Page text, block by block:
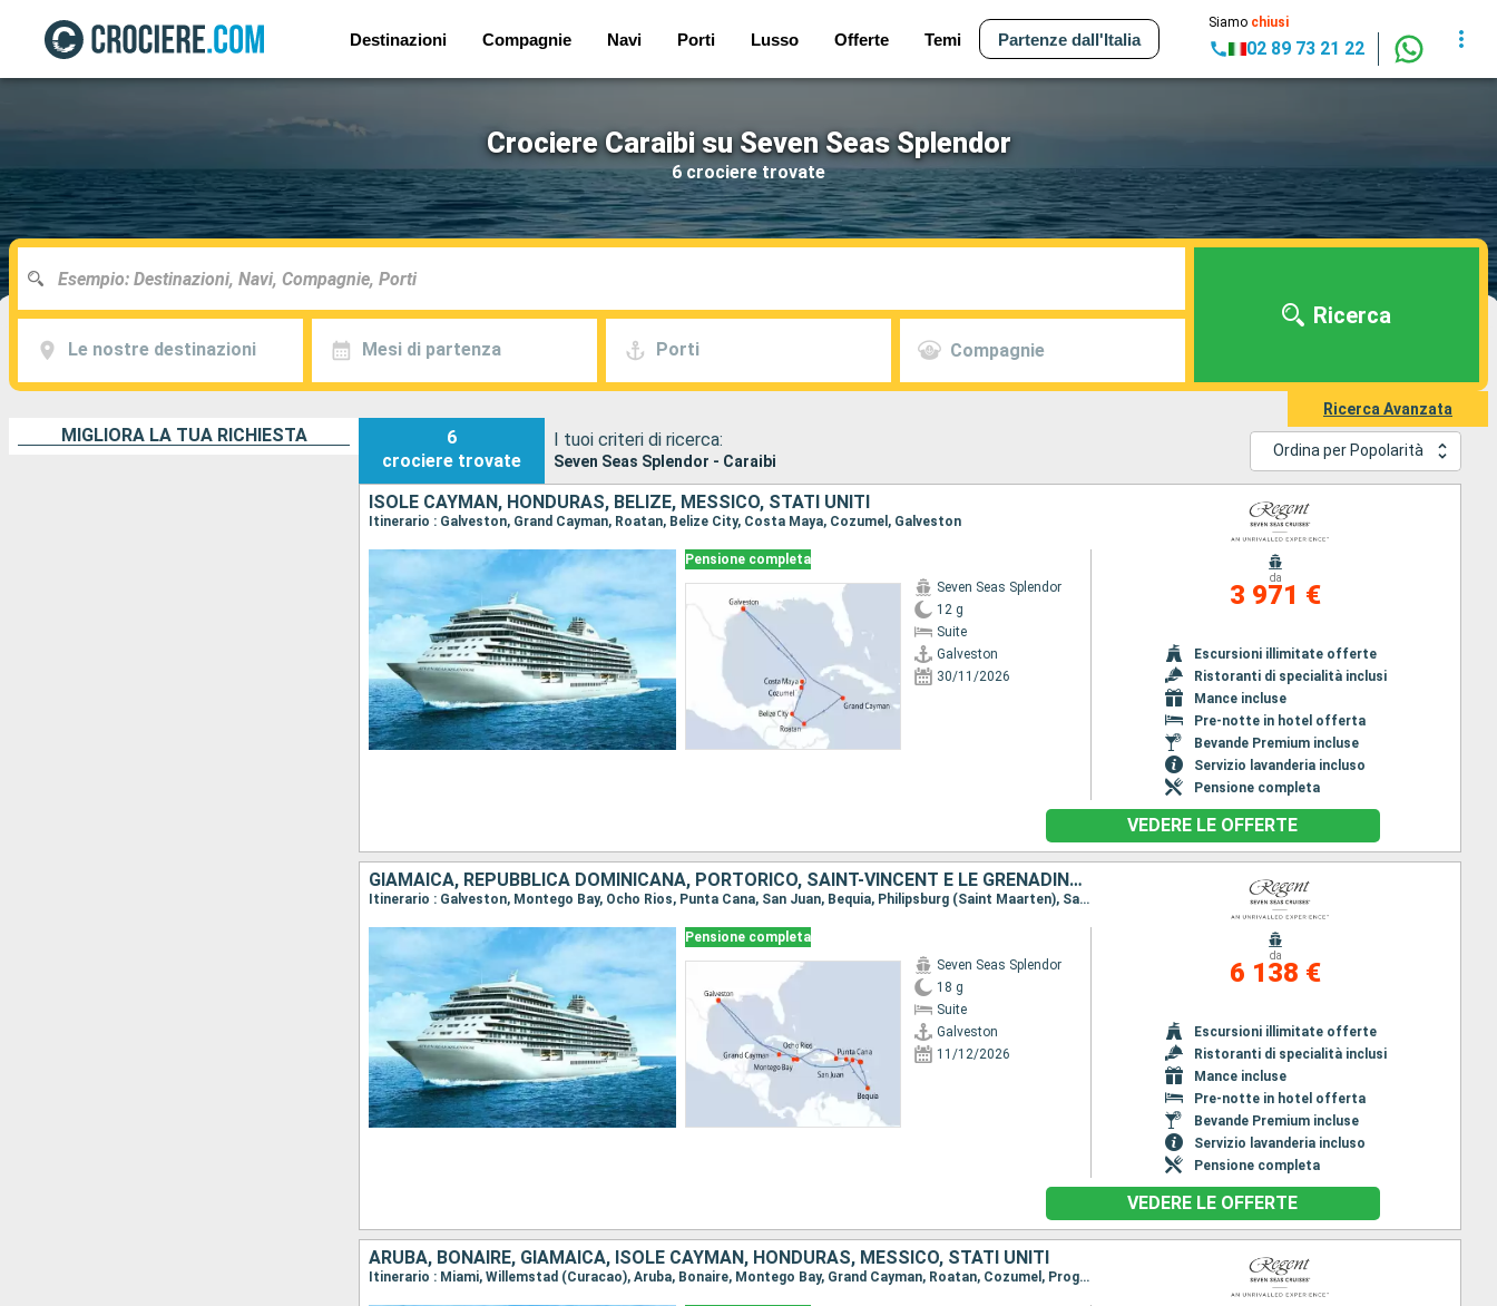
Destinazioni Compagnie Navi Porti Lusso Offerte Temi Partenze dall'Italia
Siamo chiusi
02 89 73 21 22
Crociere Caraibi su Seven Seas Splendor
6 crociere trovate
Le nostre destinazioni Mesi di partenza Porti Compagnie
Ricerca
Ricerca Avanzata
MIGLIORA LA TUA RICHIESTA
6
crociere trovate
I tuoi criteri di ricerca:
Seven Seas Splendor - Caraibi
Ordina per Popolarità
ISOLE CAYMAN, HONDURAS, BELIZE, MESSICO, STATI UNITI
Itinerario : Galveston, Grand Cayman, Roatan, Belize City, Costa Maya, Cozumel, Galveston
Pensione completa
Seven Seas Splendor
12 g
Suite
Galveston
30/11/2026
da
3 971 €
Escursioni illimitate offerte
Ristoranti di specialità inclusi
Mance incluse
Pre-notte in hotel offerta
Bevande Premium incluse
Servizio lavanderia incluso
Pensione completa
VEDERE LE OFFERTE
GIAMAICA, REPUBBLICA DOMINICANA, PORTORICO, SAINT-VINCENT E LE GRENADINE, SAINT MARTIN, FRANCIA, STATI UNITI, ISOLE CAYMAN
Itinerario : Galveston, Montego Bay, Ocho Rios, Punta Cana, San Juan, Bequia, Philipsburg (Saint Maarten), San Barthelemy, St. Johns, Grand Cayman, Galveston
Pensione completa
Seven Seas Splendor
18 g
Suite
Galveston
11/12/2026
da
6 138 €
Escursioni illimitate offerte
Ristoranti di specialità inclusi
Mance incluse
Pre-notte in hotel offerta
Bevande Premium incluse
Servizio lavanderia incluso
Pensione completa
VEDERE LE OFFERTE
ARUBA, BONAIRE, GIAMAICA, ISOLE CAYMAN, HONDURAS, MESSICO, STATI UNITI
Itinerario : Miami, Willemstad (Curacao), Aruba, Bonaire, Montego Bay, Grand Cayman, Roatan, Cozumel, Progreso (Yucatan), Galveston